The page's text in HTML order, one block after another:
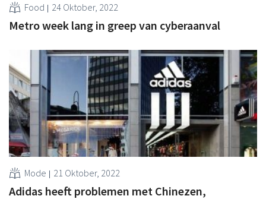
Food 24 Oktober, 2022
Metro week lang in greep van cyberaanval
Mode 21 Oktober, 2022
Adidas heeft problemen met Chinezen,